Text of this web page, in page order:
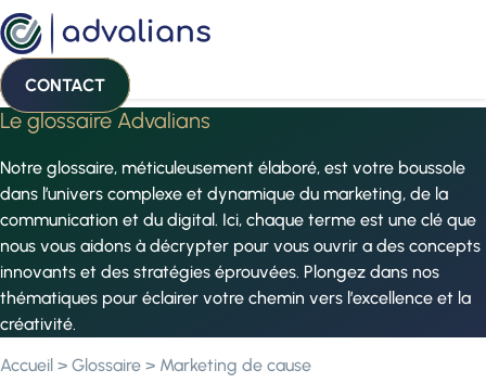
CONTACT
Le glossaire Advalians
Notre glossaire, méticuleusement élaboré, est votre boussole
dans l’univers complexe et dynamique du marketing, de la
communication et du digital. Ici, chaque terme est une clé que
nous vous aidons à décrypter pour vous ouvrir a des concepts
innovants et des stratégies éprouvées. Plongez dans nos
thématiques pour éclairer votre chemin vers l’excellence et la
créativité.
Accueil > Glossaire > Marketing de cause